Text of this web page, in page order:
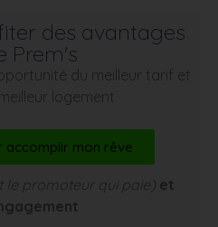
des avantages
Prem's
du meilleur tarif et
logement
accomplir mon rêve
le promoteur qui paie) et